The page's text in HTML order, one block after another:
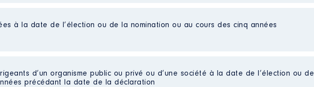
Publiques
:
à la date de l’élection ou de la nomination ou au cours des cinq années
d’un organisme public ou privé ou d’une société à la date de l’élection ou de
précédant la date de la déclaration